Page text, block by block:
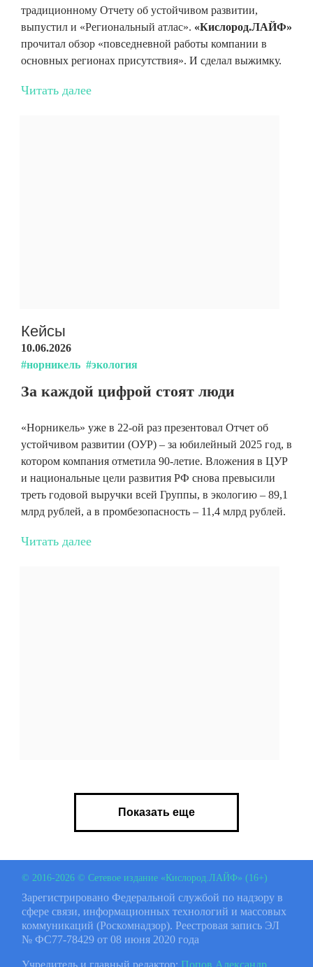
традиционному Отчету об устойчивом развитии,
выпустил и «Региональный атлас». «Кислород.ЛАЙФ»
прочитал обзор «повседневной работы компании в
основных регионах присутствия». И сделал выжимку.
Читать далее
Кейсы
10.06.2026
#норникель #экология
За каждой цифрой стоят люди
«Норникель» уже в 22-ой раз презентовал Отчет об
устойчивом развитии (ОУР) – за юбилейный 2025 год, в
котором компания отметила 90-летие. Вложения в ЦУР
и национальные цели развития РФ снова превысили
треть годовой выручки всей Группы, в экологию – 89,1
млрд рублей, а в промбезопасность – 11,4 млрд рублей.
Читать далее
Показать еще
© 2016-2026 © Сетевое издание «Кислород.ЛАЙФ» (16+)
Зарегистрировано Федеральной службой по надзору в
сфере связи, информационных технологий и массовых
коммуникаций (Роскомнадзор). Реестровая запись ЭЛ
№ ФС77-78429 от 08 июня 2020 года
Учредитель и главный редактор: Попов Александр